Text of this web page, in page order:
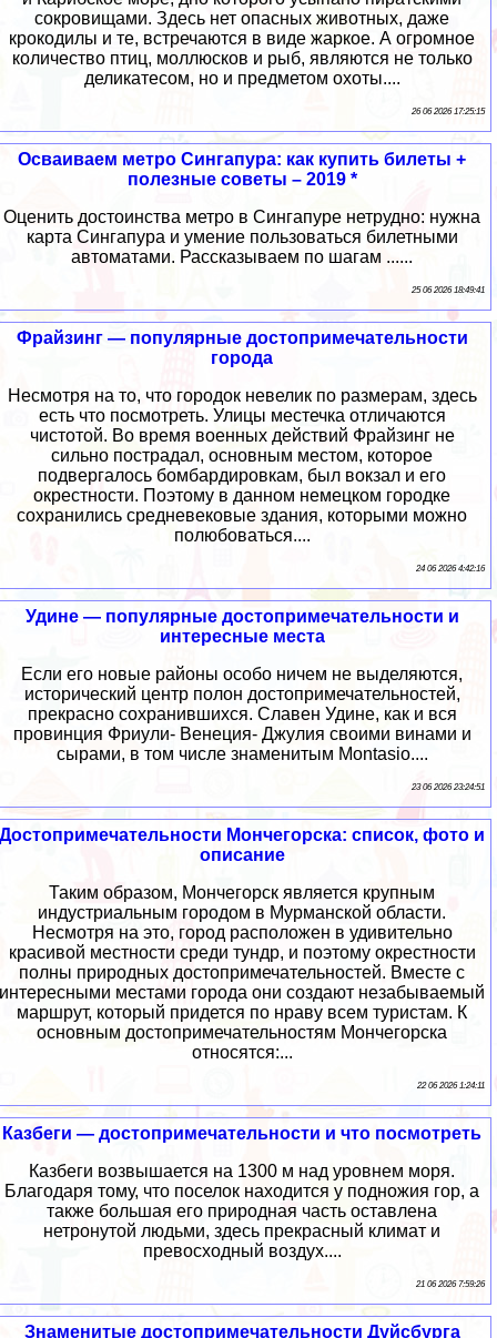
сокровищами. Здесь нет опасных животных, даже
крокодилы и те, встречаются в виде жаркое. А огромное
количество птиц, моллюсков и рыб, являются не только
деликатесом, но и предметом охоты....
26 06 2026 17:25:15
Осваиваем метро Сингапура: как купить билеты +
полезные советы – 2019 *
Оценить достоинства метро в Сингапуре нетрудно: нужна
карта Сингапура и умение пользоваться билетными
автоматами. Рассказываем по шагам ......
25 06 2026 18:49:41
Фрайзинг — популярные достопримечательности
города
Несмотря на то, что городок невелик по размерам, здесь
есть что посмотреть. Улицы местечка отличаются
чистотой. Во время военных действий Фрайзинг не
сильно пострадал, основным местом, которое
подвергалось бомбардировкам, был вокзал и его
окрестности. Поэтому в данном немецком городке
сохранились средневековые здания, которыми можно
полюбоваться....
24 06 2026 4:42:16
Удине — популярные достопримечательности и
интересные места
Если его новые районы особо ничем не выделяются,
исторический центр полон достопримечательностей,
прекрасно сохранившихся. Славен Удине, как и вся
провинция Фриули- Венеция- Джулия своими винами и
сырами, в том числе знаменитым Montasio....
23 06 2026 23:24:51
Достопримечательности Мончегорска: список, фото и
описание
Таким образом, Мончегорск является крупным
индустриальным городом в Мурманской области.
Несмотря на это, город расположен в удивительно
красивой местности среди тундр, и поэтому окрестности
полны природных достопримечательностей. Вместе с
интересными местами города они создают незабываемый
маршрут, который придется по нраву всем туристам. К
основным достопримечательностям Мончегорска
относятся:...
22 06 2026 1:24:11
Казбеги — достопримечательности и что посмотреть
Казбеги возвышается на 1300 м над уровнем моря.
Благодаря тому, что поселок находится у подножия гор, а
также большая его природная часть оставлена
нетронутой людьми, здесь прекрасный климат и
превосходный воздух....
21 06 2026 7:59:26
Знаменитые достопримечательности Дуйсбурга